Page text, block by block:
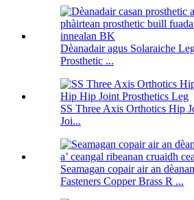
Dèanadair agus Solaraiche
Prosthetic ...
SS Three Axis Orthotics Hip
Joi...
Seamagan copair air an
Fasteners Copper Brass R ...